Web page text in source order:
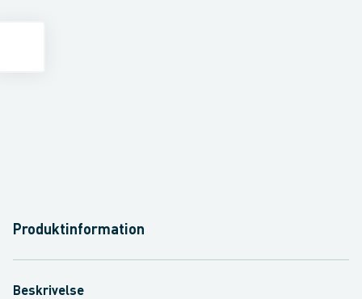
Produktinformation
Beskrivelse